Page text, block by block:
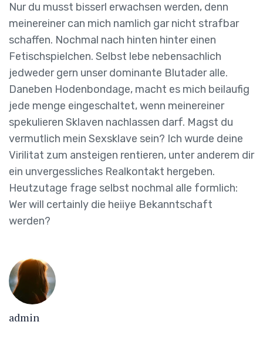
Nur du musst bisserl erwachsen werden, denn
meinereiner can mich namlich gar nicht strafbar
schaffen. Nochmal nach hinten hinter einen
Fetischspielchen. Selbst lebe nebensachlich
jedweder gern unser dominante Blutader alle.
Daneben Hodenbondage, macht es mich beilaufig
jede menge eingeschaltet, wenn meinereiner
spekulieren Sklaven nachlassen darf. Magst du
vermutlich mein Sexsklave sein? Ich wurde deine
Virilitat zum ansteigen rentieren, unter anderem dir
ein unvergessliches Realkontakt hergeben.
Heutzutage frage selbst nochmal alle formlich:
Wer will certainly die heiiye Bekanntschaft
werden?
admin